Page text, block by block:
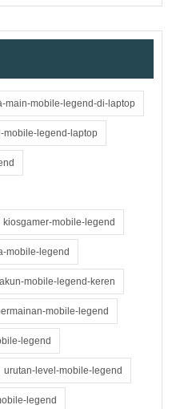
main-mobile-legend-di-laptop
mobile-legend-laptop
kiosgamer-mobile-legend
mobile-legend
mobile-legend-keren
mobile-legend
legend
urutan-level-mobile-legend
legend